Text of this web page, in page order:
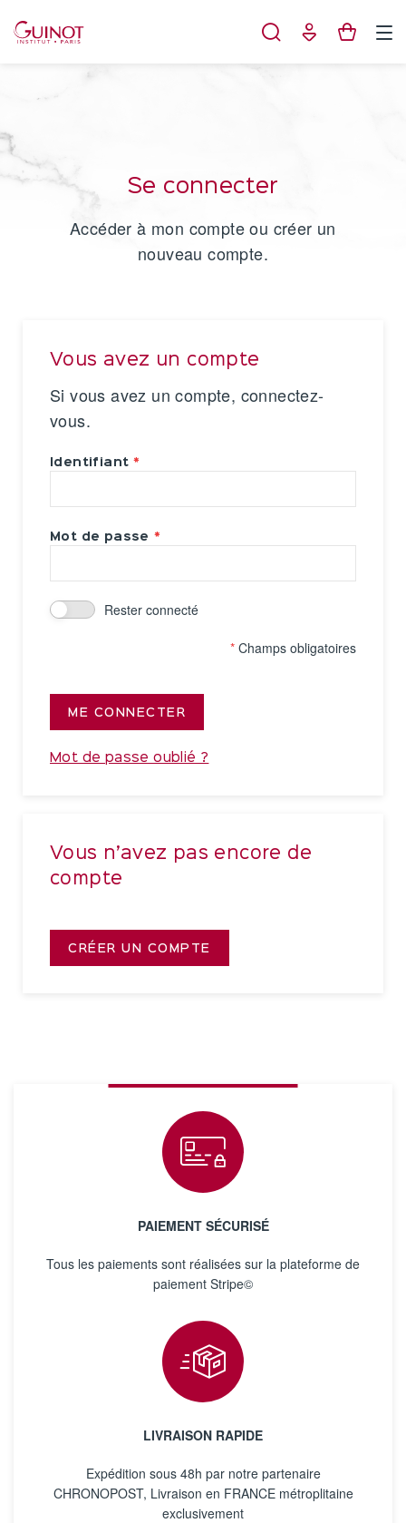
Se connecter
Accéder à mon compte ou créer un
nouveau compte.
Vous avez un compte
Si vous avez un compte, connectez-
vous.
Identifiant
Mot de passe
Rester connecté
* Champs obligatoires
ME CONNECTER
Mot de passe oublié ?
Vous n’avez pas encore de
compte
CRÉER UN COMPTE
PAIEMENT SÉCURISÉ
Tous les paiements sont réalisées sur la plateforme de
paiement Stripe©
LIVRAISON RAPIDE
Expédition sous 48h par notre partenaire
CHRONOPOST, Livraison en FRANCE métroplitaine
exclusivement